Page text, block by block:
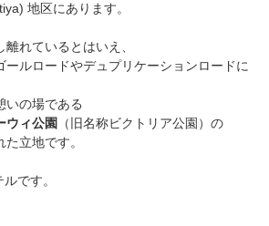
地区にあります。
れているとはいえ、
ールロードやデュプリケーションロードに
いの場である
ウィ公園
（旧名称ビクトリア公園）の
立地です。
です。